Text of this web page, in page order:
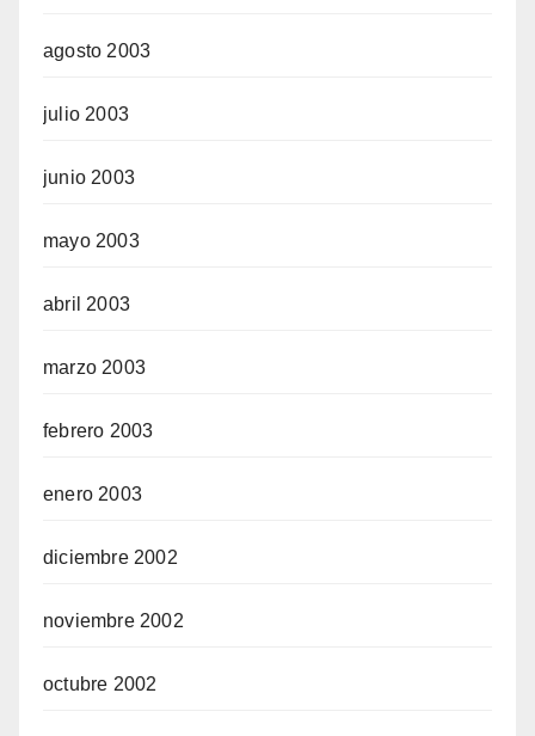
agosto 2003
julio 2003
junio 2003
mayo 2003
abril 2003
marzo 2003
febrero 2003
enero 2003
diciembre 2002
noviembre 2002
octubre 2002